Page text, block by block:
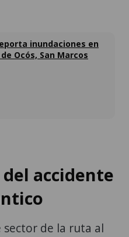
inundaciones en
Ocós, San Marcos
accidente
sector de la ruta al